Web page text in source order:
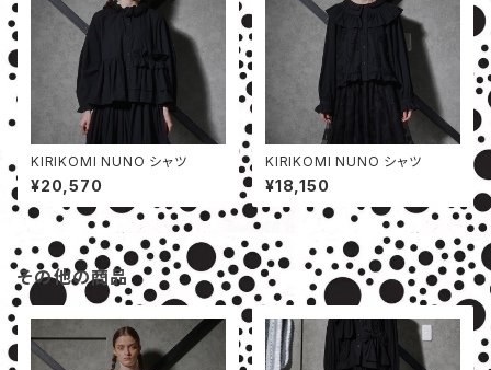
KIRIKOMI NUNO シャツ
¥20,570
KIRIKOMI NUNO シャツ
¥18,150
その他の商品